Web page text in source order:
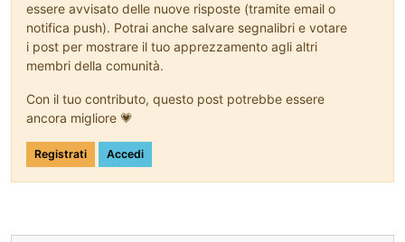
essere avvisato delle nuove risposte (tramite email o
notifica push). Potrai anche salvare segnalibri e votare
i post per mostrare il tuo apprezzamento agli altri
membri della comunità.
Con il tuo contributo, questo post potrebbe essere
ancora migliore 💗
Registrati Accedi